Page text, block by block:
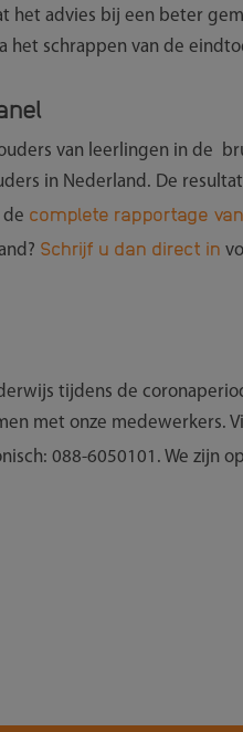
het advies bij een beter
het schrappen van de
van leerlingen in de
in Nederland. De
de complete rapportage
Schrijf u dan direct in
tijdens de
met onze medewerkers.
088-6050101. We zijn